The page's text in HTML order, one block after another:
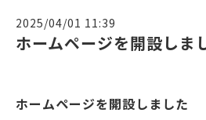
2025/04/01 11:39
ホームページを開設しま
ホームページを開設しました